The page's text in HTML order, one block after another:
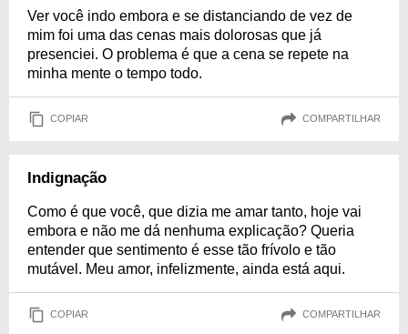
Ver você indo embora e se distanciando de vez de
mim foi uma das cenas mais dolorosas que já
presenciei. O problema é que a cena se repete na
minha mente o tempo todo.
COPIAR COMPARTILHAR
Indignação
Como é que você, que dizia me amar tanto, hoje vai
embora e não me dá nenhuma explicação? Queria
entender que sentimento é esse tão frívolo e tão
mutável. Meu amor, infelizmente, ainda está aqui.
COPIAR COMPARTILHAR